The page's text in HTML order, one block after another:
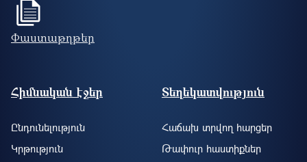
Փաստաթղթեր
Footer site information
Հիմնական էջեր
Ընդունելություն
Կրթություն
Տեղեկատվություն
Հաճախ տրվող հարցեր
Թափուր հաստիքներ